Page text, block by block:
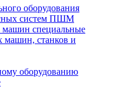
оборудования
систем ПШМ
специальные
машин, станков и
оборудованию